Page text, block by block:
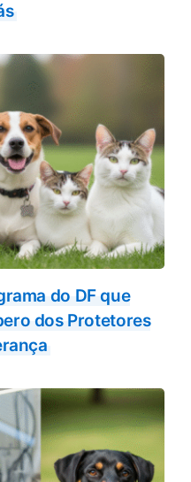
do DF que
dos Protetores